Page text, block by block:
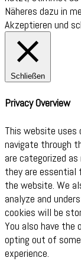
Näheres dazu in
Akzeptieren und
Schließen
Privacy Overview
This website uses
navigate through
are categorized
they are
the website. We
analyze and
cookies will be
You also have
opting out of
experience.